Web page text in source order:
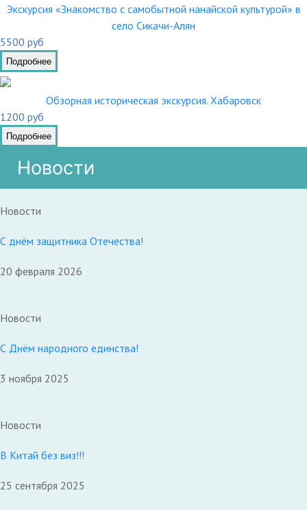
Экскурсия «Знакомство с самобытной нанайской культурой» в
село Сикачи-Алян
5500 руб
Подробнее
Обзорная историческая экскурсия. Хабаровск
1200 руб
Подробнее
Новости
Новости
С днём защитника Отечества!
20 февраля 2026
Новости
С Днём народного единства!
3 ноября 2025
Новости
В Китай без виз!!!
25 сентября 2025